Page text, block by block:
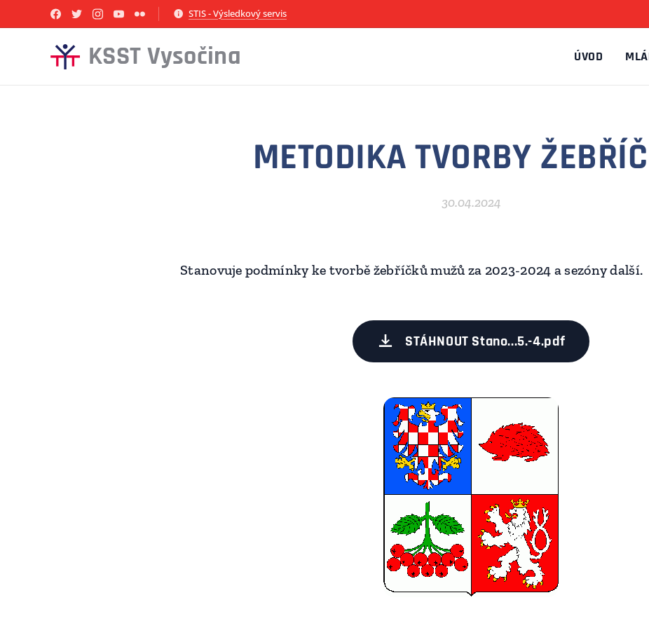
STIS - Výsledkový servis
KSST Vysočina ÚVOD
METODIKA TVORBY
30.04.2024
Stanovuje podmínky ke tvorbě žebříčků mužů za 2023-2024 a sezóny další.
STÁHNOUT Stano...5.-4.pdf